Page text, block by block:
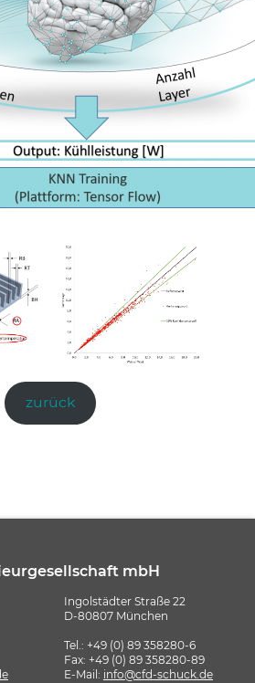
zurück
mbH
Ingolstädter Straße 22
D-80807 München
Tel.: +49 (0) 89 358280-6
Fax: +49 (0) 89 358280-89
E-Mail: info@cfd-schuck.de